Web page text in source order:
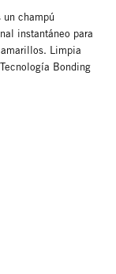
un champú
instantáneo para
Limpia
Bonding